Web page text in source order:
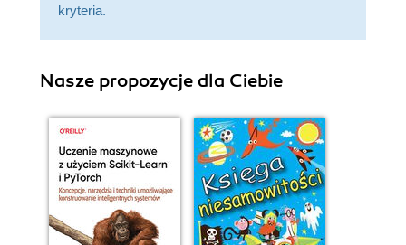
kryteria.
Nasze propozycje dla Ciebie